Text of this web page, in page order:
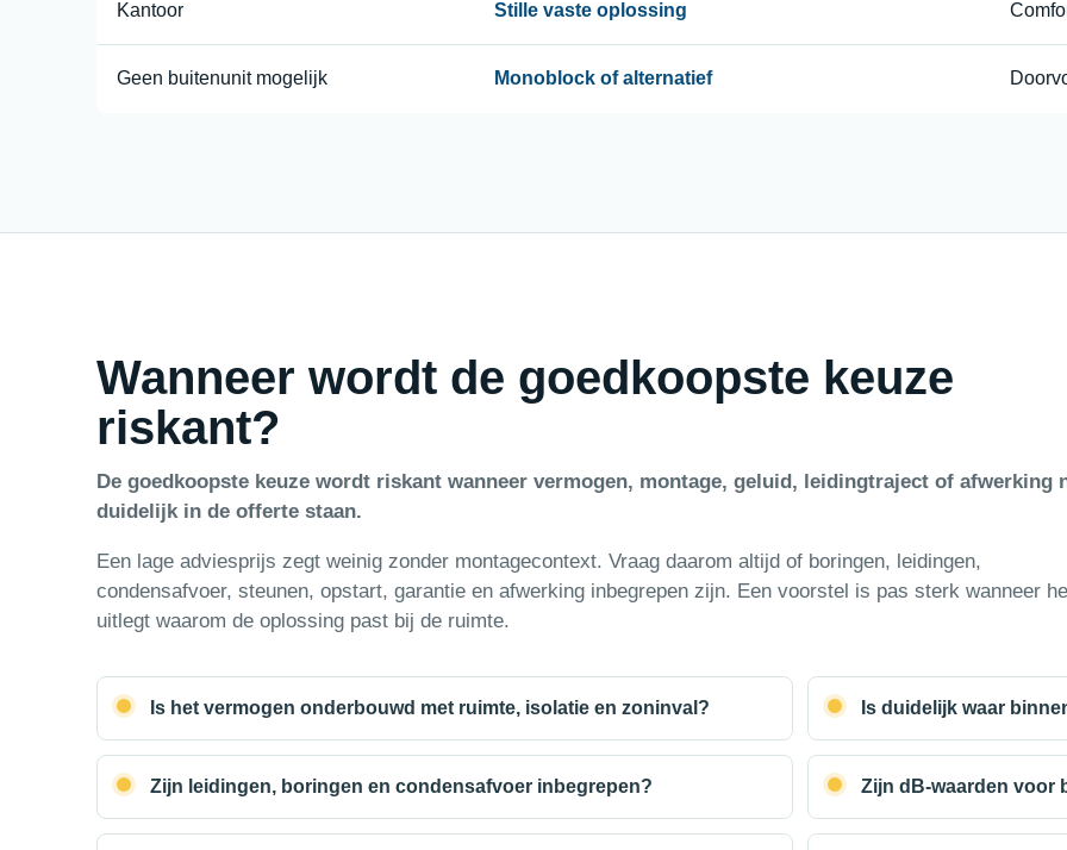
Kantoor Stille vaste oplossing
Geen buitenunit mogelijk Monoblock of alternatief
Wanneer wordt de goedkoopste keuze
riskant?
De goedkoopste keuze wordt riskant wanneer vermogen, montage, geluid, leidingtraject of afwerking
duidelijk in de offerte staan.
Een lage adviesprijs zegt weinig zonder montagecontext. Vraag daarom altijd of boringen, leidingen,
condensafvoer, steunen, opstart, garantie en afwerking inbegrepen zijn. Een voorstel is pas sterk wanneer
uitlegt waarom de oplossing past bij de ruimte.
Is het vermogen onderbouwd met ruimte, isolatie en zoninval? Is duidelijk waar
Zijn leidingen, boringen en condensafvoer inbegrepen? Zijn dB-waarden voor